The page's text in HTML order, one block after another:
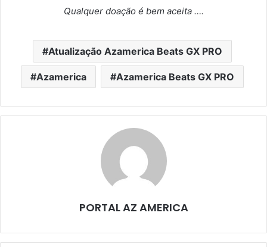
Qualquer doação é bem aceita ….
Atualização Azamerica Beats GX PRO
Azamerica Azamerica Beats GX PRO
PORTAL AZ AMERICA